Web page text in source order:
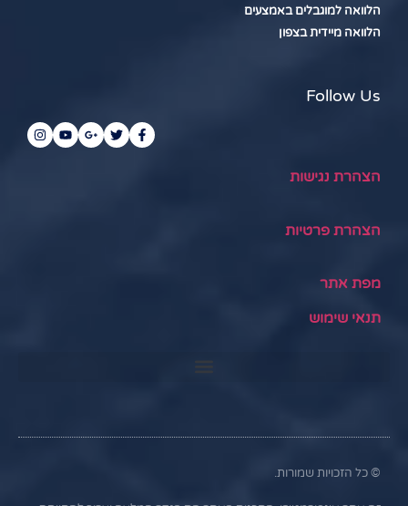
הלוואה למוגבלים באמצעים
הלוואה מיידית בצפון
Follow Us
הצהרת נגישות
הצהרת פרטיות
מפת אתר
תנאי שימוש
© כל הזכויות שמורות.